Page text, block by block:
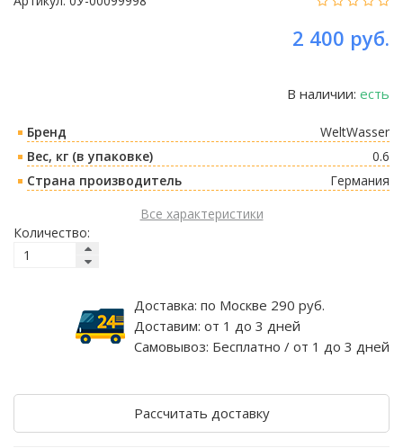
2 400 руб.
В наличии: есть
Бренд
WeltWasser
Вес, кг (в упаковке)
0.6
Страна производитель
Германия
Все характеристики
Количество:
Доставка: по Москве 290 руб.
Доставим: от 1 до 3 дней
Самовывоз: Бесплатно / от 1 до 3 дней
Рассчитать доставку